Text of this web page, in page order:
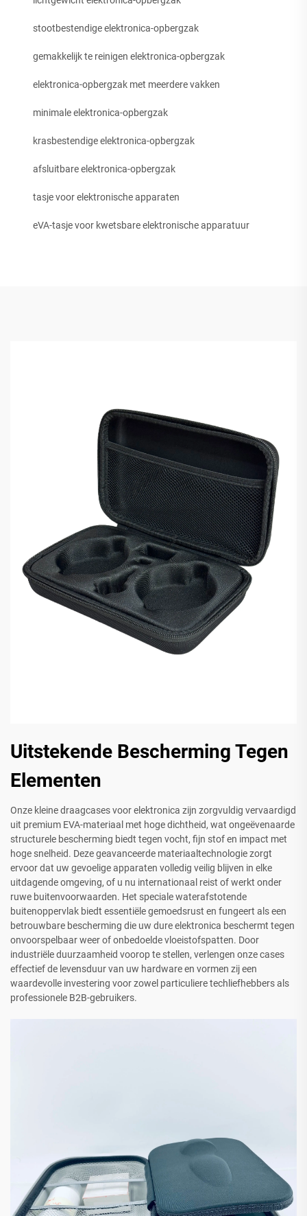
stootbestendige elektronica-opbergzak
gemakkelijk te reinigen elektronica-opbergzak
elektronica-opbergzak met meerdere vakken
minimale elektronica-opbergzak
krasbestendige elektronica-opbergzak
afsluitbare elektronica-opbergzak
tasje voor elektronische apparaten
eVA-tasje voor kwetsbare elektronische apparatuur
Uitstekende Bescherming Tegen
Elementen
Onze kleine draagcases voor elektronica zijn zorgvuldig vervaardigd
uit premium EVA-materiaal met hoge dichtheid, wat ongeëvenaarde
structurele bescherming biedt tegen vocht, fijn stof en impact met
hoge snelheid. Deze geavanceerde materiaaltechnologie zorgt
ervoor dat uw gevoelige apparaten volledig veilig blijven in elke
uitdagende omgeving, of u nu internationaal reist of werkt onder
ruwe buitenvoorwaarden. Het speciale waterafstotende
buitenoppervlak biedt essentiële gemoedsrust en fungeert als een
betrouwbare bescherming die uw dure elektronica beschermt tegen
onvoorspelbaar weer of onbedoelde vloeistofspatten. Door
industriële duurzaamheid voorop te stellen, verlengen onze cases
effectief de levensduur van uw hardware en vormen zij een
waardevolle investering voor zowel particuliere techliefhebbers als
professionele B2B-gebruikers.